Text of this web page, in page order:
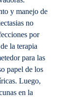
y manejo de
no
por
la terapia
para las
papel de los
Luego,
en la